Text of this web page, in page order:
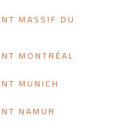
MASSIF DU
MONTRÉAL
MUNICH
NAMUR